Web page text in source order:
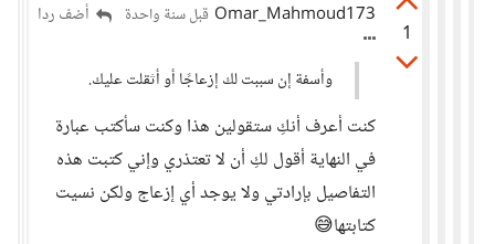
1
Omar_Mahmoud173 قبل سنة واحدة أضف ردا
وأسفة إن سببت لك إزعاجًا أو أثقلت عليك.
كنت أعرف أنكِ ستقولين هذا وكنت سأكتب عبارة
في النهاية أقول لكِ أن لا تعتذري وإني كتبت هذه
التفاصيل بإرادتي ولا يوجد أي إزعاج ولكن نسيت
كتابتها😅